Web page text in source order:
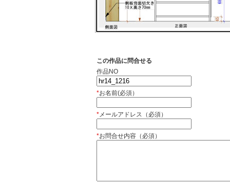
この作品に問合せる
作品NO
*お名前(必須）
*メールアドレス（必須）
*お問合せ内容（必須）